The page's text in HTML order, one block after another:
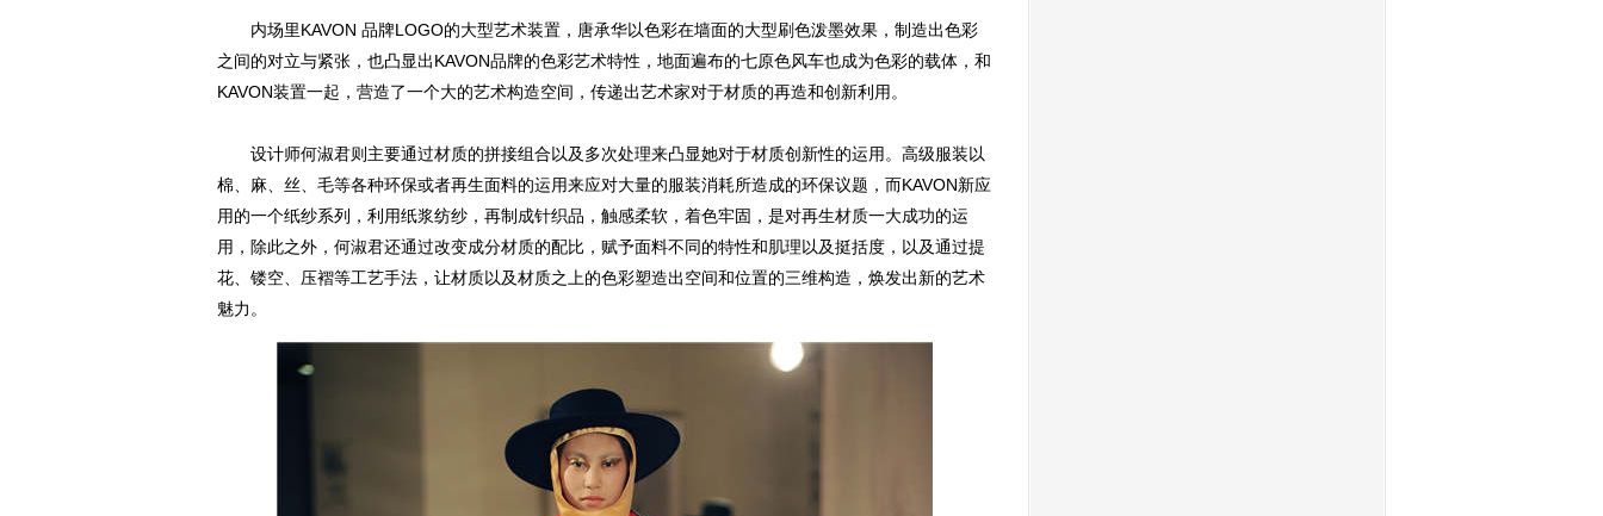
内场里KAVON 品牌LOGO的大型艺术装置，唐承华以色彩在墙面的大型刷色泼墨效果，制造出色彩
之间的对立与紧张，也凸显出KAVON品牌的色彩艺术特性，地面遍布的七原色风车也成为色彩的载体，和
KAVON装置一起，营造了一个大的艺术构造空间，传递出艺术家对于材质的再造和创新利用。
设计师何淑君则主要通过材质的拼接组合以及多次处理来凸显她对于材质创新性的运用。高级服装以
棉、麻、丝、毛等各种环保或者再生面料的运用来应对大量的服装消耗所造成的环保议题，而KAVON新应
用的一个纸纱系列，利用纸浆纺纱，再制成针织品，触感柔软，着色牢固，是对再生材质一大成功的运
用，除此之外，何淑君还通过改变成分材质的配比，赋予面料不同的特性和肌理以及挺括度，以及通过提
花、镂空、压褶等工艺手法，让材质以及材质之上的色彩塑造出空间和位置的三维构造，焕发出新的艺术
魅力。